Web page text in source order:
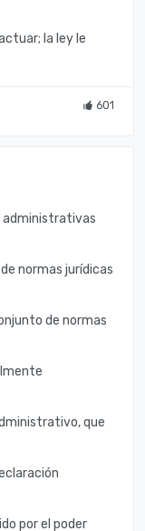
la ley le
601
administrativas
normas jurídicas
de normas
que
por el poder